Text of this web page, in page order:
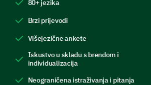
80+ jezika
Brzi prijevodi
Višejezične ankete
Iskustvo u skladu s brendom i
individualizacija
Neograničena istraživanja i pitanja